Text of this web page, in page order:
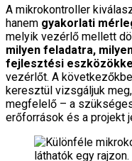
A mikrokontroller
hanem gyakorlati
melyik vezérlő mellett
milyen feladatra,
fejlesztési
vezérlőt. A
keresztül vizsgáljuk
megfelelő – a
erőforrások és a projekt